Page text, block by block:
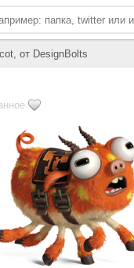
от DesignBolts